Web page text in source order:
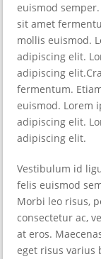
euismod
sit amet
mollis euismod.
adipiscing elit.
adipiscing
fermentum.
euismod. Lorem
adipiscing elit.
adipiscing elit.
Vestibulum id
felis euismod
Morbi leo risus,
consectetur ac,
at eros.
eget risus varius